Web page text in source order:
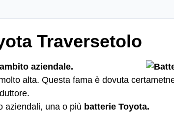
Traversetolo
aziendale.
alta. Questa fama è dovuta
aziendali, una o più batterie Toyota.